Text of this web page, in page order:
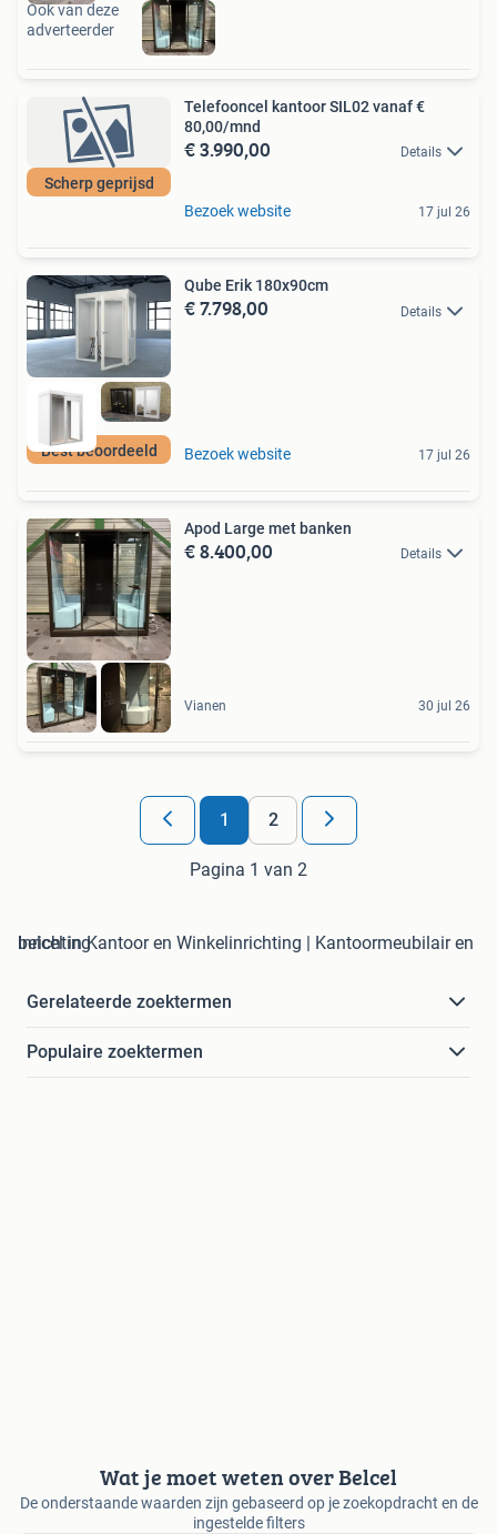
Ook van deze
adverteerder
Scherp geprijsd
Telefooncel kantoor SIL02 vanaf €
80,00/mnd
€ 3.990,00 Details
Bezoek website 17 jul 26
Best beoordeeld
Qube Erik 180x90cm
€ 7.798,00 Details
Bezoek website 17 jul 26
Apod Large met banken
€ 8.400,00 Details
Vianen 30 jul 26
1 2
Pagina 1 van 2
belcel in Kantoor en Winkelinrichting | Kantoormeubilair en Inrichting
Gerelateerde zoektermen
Populaire zoektermen
Wat je moet weten over Belcel
De onderstaande waarden zijn gebaseerd op je zoekopdracht en de
ingestelde filters